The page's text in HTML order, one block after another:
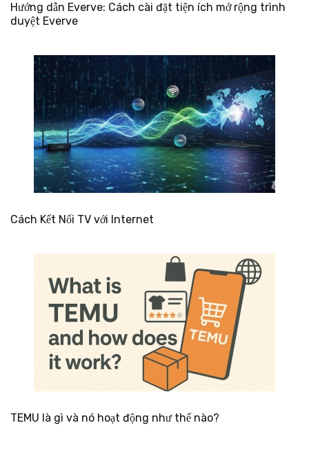
Hướng dẫn Everve: Cách cài đặt tiện ích mở rộng trình
duyệt Everve
Cách Kết Nối TV với Internet
TEMU là gì và nó hoạt động như thế nào?